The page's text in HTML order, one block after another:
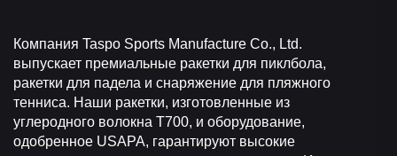
Компания Taspo Sports Manufacture Co., Ltd.
выпускает премиальные ракетки для пиклбола,
ракетки для падела и снаряжение для пляжного
тенниса. Наши ракетки, изготовленные из
углеродного волокна T700, и оборудование,
одобренное USAPA, гарантируют высокие